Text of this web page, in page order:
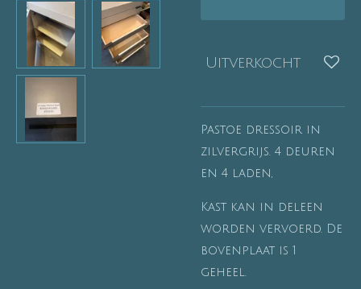
Uitverkocht
Pastoe dressoir in
zilvergrijs. 4 deuren
en 4 laden,
Kast kan in deleen
worden vervoerd. De
bovenplaat is 1
geheel.